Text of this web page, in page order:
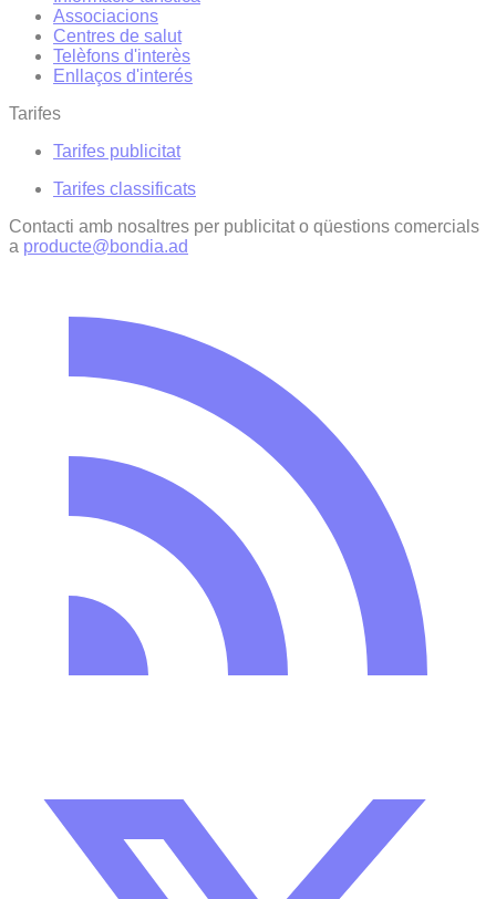
Associacions
Centres de salut
Telèfons d'interès
Enllaços d'interés
Tarifes
Tarifes publicitat
Tarifes classificats
Contacti amb nosaltres per publicitat o qüestions comercials
a producte@bondia.ad